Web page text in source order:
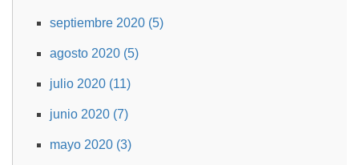
septiembre 2020 (5)
agosto 2020 (5)
julio 2020 (11)
junio 2020 (7)
mayo 2020 (3)